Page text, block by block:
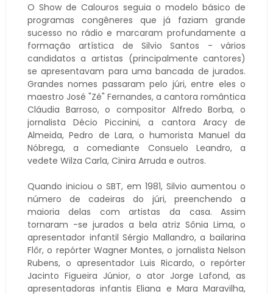
O Show de Calouros seguia o modelo básico de
programas congêneres que já faziam grande
sucesso no rádio e marcaram profundamente a
formação artística de Silvio Santos - vários
candidatos a artistas (principalmente cantores)
se apresentavam para uma bancada de jurados.
Grandes nomes passaram pelo júri, entre eles o
maestro José "Zé" Fernandes, a cantora romântica
Cláudia Barroso, o compositor Alfredo Borba, o
jornalista Décio Piccinini, a cantora Aracy de
Almeida, Pedro de Lara, o humorista Manuel da
Nóbrega, a comediante Consuelo Leandro, a
vedete Wilza Carla, Cinira Arruda e outros.
Quando iniciou o SBT, em 1981, Silvio aumentou o
número de cadeiras do júri, preenchendo a
maioria delas com artistas da casa. Assim
tornaram -se jurados a bela atriz Sônia Lima, o
apresentador infantil Sérgio Mallandro, a bailarina
Flôr, o repórter Wagner Montes, o jornalista Nelson
Rubens, o apresentador Luis Ricardo, o repórter
Jacinto Figueira Júnior, o ator Jorge Lafond, as
apresentadoras infantis Eliana e Mara Maravilha,